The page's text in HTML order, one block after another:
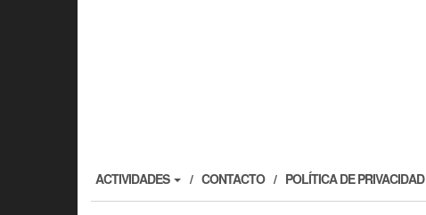
ACTIVIDADES CONTACTO POLÍTICA DE PRIVACIDAD